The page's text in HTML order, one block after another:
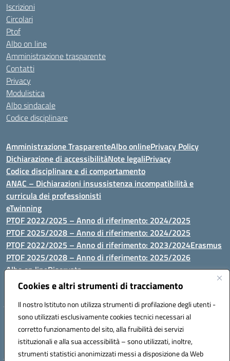
Cookies e altri strumenti di tracciamento
Il nostro Istituto non utilizza strumenti di profilazione degli utenti -
sono utilizzati esclusivamente cookies tecnici necessari al
corretto funzionamento del sito, alla fruibilità dei servizi
istituzionali e alla sua accessibilità – sono utilizzati, inoltre,
strumenti statistici anonimizzati messi a disposizione da Web
Iscrizioni
Circolari
Ptof
Albo on line
Amministrazione trasparente
Contatti
Privacy
Modulistica
Albo sindacale
Codice disciplinare
Amministrazione TrasparenteAlbo onlinePrivacy Policy
Dichiarazione di accessibilitàNote legaliPrivacy
Codice disciplinare e di comportamento
ANAC – Dichiarazioni insussistenza incompatibilità e
curricula dei professionisti
eTwinning
PTOF 2022/2025 – Anno di riferimento: 2024/2025
PTOF 2025/2028 – Anno di riferimento: 2024/2025
PTOF 2022/2025 – Anno di riferimento: 2023/2024Erasmus
PTOF 2025/2028 – Anno di riferimento: 2025/2026
Albo on lineRiservata
P.N. Dotazione di attrezzature per le palestre
Via Luna e Sole, 44 07100, Sassari - Tel 079293287 - Fax 0793764116
- Mail: ssvc010009@istruzione.it - PEC: ssvc010009@pec.istruzione.it
- C.F. / P.IVA Convitto 80000150906 - C.F. Scuole 92073300904